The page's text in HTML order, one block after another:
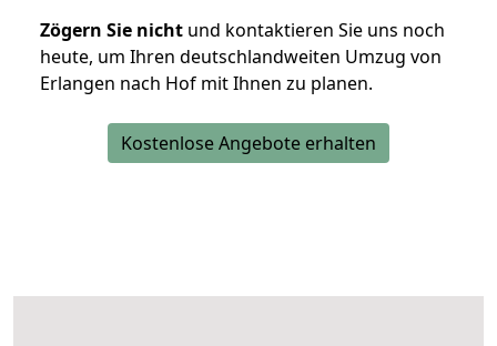
Zögern Sie nicht und kontaktieren Sie uns noch
heute, um Ihren deutschlandweiten Umzug von
Erlangen nach Hof mit Ihnen zu planen.
Kostenlose Angebote erhalten